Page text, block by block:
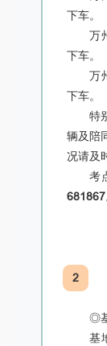
下车。
万
下车。
万
下车。
特
辆及陪
况请及
考
681867
2
◎
基